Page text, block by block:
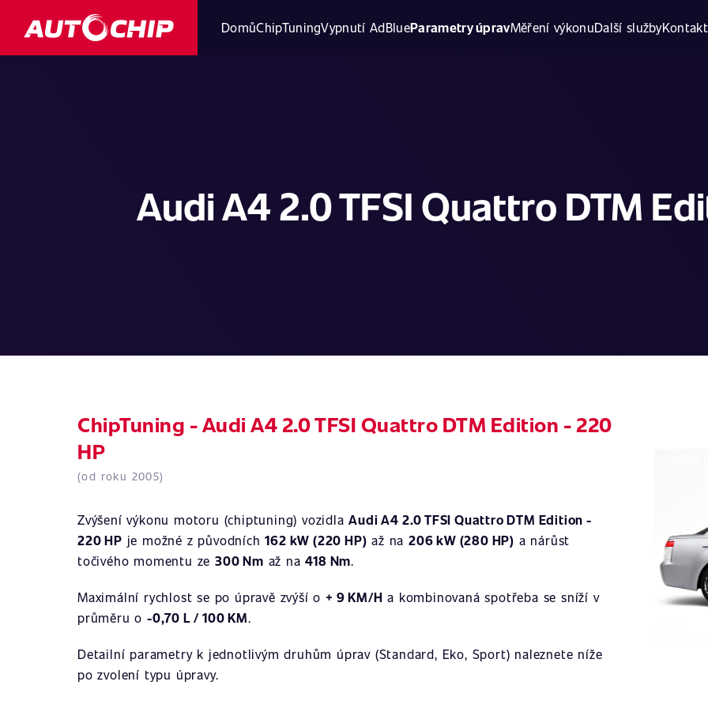
DomůChipTuningVypnutí AdBlueParametry úpravMěření výkonuDalší službyKontakt
Audi A4 2.0 TFSI Quattro DTM
ChipTuning - Audi A4 2.0 TFSI Quattro DTM Edition - 220
HP
(od roku 2005)
Zvýšení výkonu motoru (chiptuning) vozidlaAudi A4 2.0 TFSI Quattro DTM Edition -
220 HP je možné z původních162 kW (220 HP) až na206 kW (280 HP) a nárůst
točivého momentu ze300 Nm až na418 Nm.
Maximální rychlost se po úpravě zvýší o + 9 KM/H a kombinovaná spotřeba se sníží v
průměru o-0,70 L / 100 KM.
Detailní parametry k jednotlivým druhům úprav (Standard, Eko, Sport) naleznete níže
po zvolení typu úpravy.